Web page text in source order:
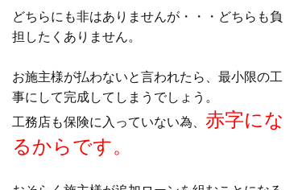
どちらにも非はありませんが・・・どちらも負
担したくありません。
お施主様が払わないと言われたら、最小限の工
事にして完成してしまうでしょう。
工務店も保険に入っていない為、 赤字にな
るからです。